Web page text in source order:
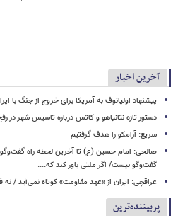
آخرین اخبار
پیشنهاد اولیانوف به آمریکا برای خروج از جنگ با
دستور تازه نتانیاهو و کاتس درباره تاسیس شهر در
سریع: آرامکو را هدف گرفتیم
صالحی: امام حسین (ع) تا آخرین لحظه راه
گفت‌وگو نیست/ اگر ملتی باور کند که....
عراقچی: ایران از «عهد مقاومت» کوتاه نمی‌آید /
پربیننده‌ترین